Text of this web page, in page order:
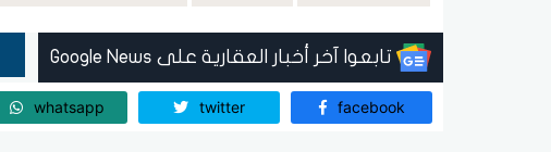
تابعوا آخر أخبار العقارية على Google News
facebook
twitter
whatsapp